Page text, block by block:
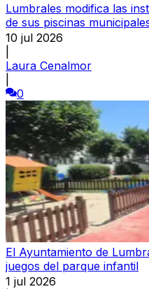
Lumbrales modifica las
de sus piscinas
10 jul 2026
Laura Cenalmor
0
El Ayuntamiento de
juegos del parque infantil
1 jul 2026